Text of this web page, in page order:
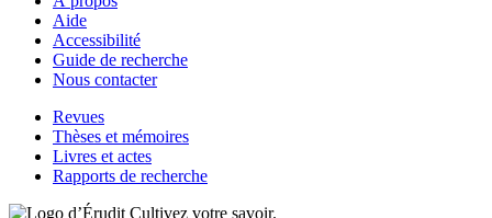
Aide
Accessibilité
Guide de recherche
Nous contacter
Revues
Thèses et mémoires
Livres et actes
Rapports de recherche
Cultivez votre savoir.